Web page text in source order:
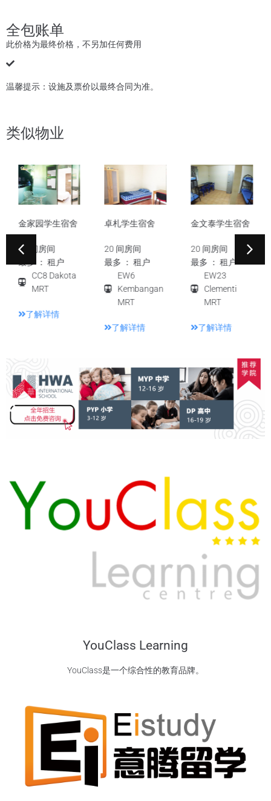
全包账单
此价格为最终价格，不另加任何费用
温馨提示：设施及票价以最终合同为准。
类似物业
金家园学生宿舍
20 间房间
最多 ： 租户
CC8 Dakota
MRT
了解详情
卓札学生宿舍
20 间房间
最多 ： 租户
EW6
Kembangan
MRT
了解详情
金文泰学生宿舍
20 间房间
最多 ： 租户
EW23
Clementi
MRT
了解详情
YouClass Learning
YouClass是一个综合性的教育品牌。